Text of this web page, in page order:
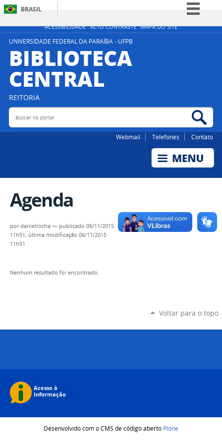
ACESSIBILIDADE ALTO CONTRASTE MAPA DO SITE
BRASIL
Simplifique!
UNIVERSIDADE FEDERAL DA PARAÍBA - UFPB
BIBLIOTECA
CENTRAL
REITORIA
Buscar no portal
Webmail Telefones Contato
Agenda
pordanielrocha — publicado 06/11/2015
11h51, última modificação 06/11/2015
11h51
Nenhum resultado foi encontrado.
Voltar para o topo
Desenvolvido com o CMS de código aberto Plone